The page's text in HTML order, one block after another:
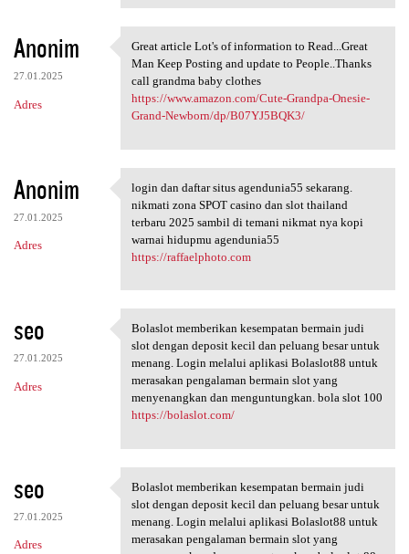
Anonim
27.01.2025
Adres
Great article Lot's of
Great article Lot's of information to Read...Great
Man Keep Posting and update to People..Thanks
call grandma baby clothes
https://www.amazon.com/Cute-Grandpa-Onesie-
Grand-Newborn/dp/B07YJ5BQK3/
Anonim
27.01.2025
Adres
login dan daftar situs
login dan daftar situs agendunia55 sekarang.
nikmati zona SPOT casino dan slot thailand
terbaru 2025 sambil di temani nikmat nya kopi
warnai hidupmu agendunia55
https://raffaelphoto.com
seo
27.01.2025
Adres
Bolaslot memberikan
Bolaslot memberikan kesempatan bermain judi
slot dengan deposit kecil dan peluang besar untuk
menang. Login melalui aplikasi Bolaslot88 untuk
merasakan pengalaman bermain slot yang
menyenangkan dan menguntungkan. bola slot 100
https://bolaslot.com/
seo
27.01.2025
Adres
Bolaslot memberikan
Bolaslot memberikan kesempatan bermain judi
slot dengan deposit kecil dan peluang besar untuk
menang. Login melalui aplikasi Bolaslot88 untuk
merasakan pengalaman bermain slot yang